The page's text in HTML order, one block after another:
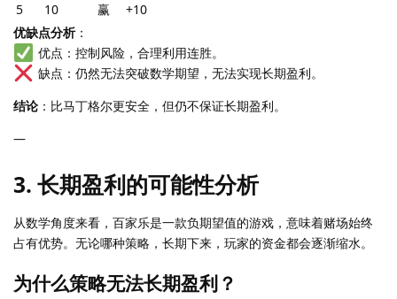
5
10 赢
+10
优缺点分析：
优点：控制风险，合理利用连胜。
缺点：仍然无法突破数学期望，无法实现长期盈利。
结论 ：比马丁格尔更安全，但仍不保证长期盈利。
—
3. 长期盈利的可能性分析
从数学角度来看，百家乐是一款负期望值的游戏，意味着赌场始终
占有优势。无论哪种策略，长期下来，玩家的资金都会逐渐缩水。
为什么策略无法长期盈利？